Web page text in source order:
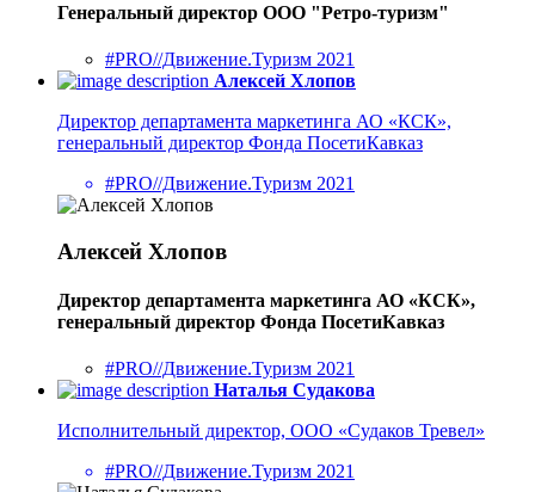
Генеральный директор ООО "Ретро-туризм"
#PRO//Движение.Туризм 2021
Алексей Хлопов
Директор департамента маркетинга АО «КСК»,
генеральный директор Фонда ПосетиКавказ
#PRO//Движение.Туризм 2021
Алексей Хлопов
Директор департамента маркетинга АО «КСК»,
генеральный директор Фонда ПосетиКавказ
#PRO//Движение.Туризм 2021
Наталья Судакова
Исполнительный директор, ООО «Судаков Тревел»
#PRO//Движение.Туризм 2021